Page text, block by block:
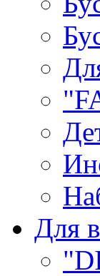
Для